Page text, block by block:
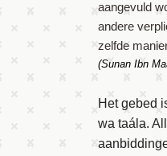
aangevuld
andere
zelfde
(Sunan Ibn
Het gebed
wa taála.